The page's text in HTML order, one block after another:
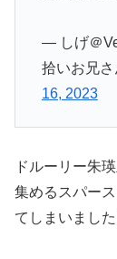
— しげ＠
拾いお兄
16, 2023
ドルーリー朱
集めるスパー
てしまいまし